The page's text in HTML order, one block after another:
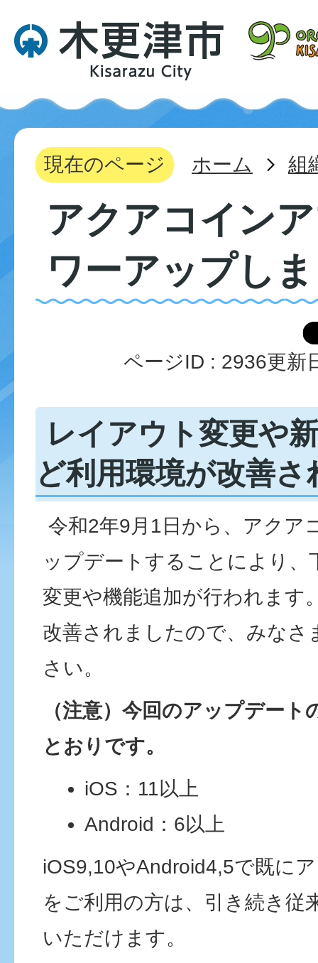
現在のページ ホーム 組
アクアコイン
ワーアップし
ページID : 2936更新
レイアウト変更や
ど利用環境が改善さ
令和2年9月1日から、アクア
ップデートすることにより、
変更や機能追加が行われます
改善されましたので、みなさ
さい。
（注意）今回のアップデート
とおりです。
iOS：11以上
Android：6以上
iOS9,10やAndroid4,5で既に
をご利用の方は、引き続き従
いただけます。